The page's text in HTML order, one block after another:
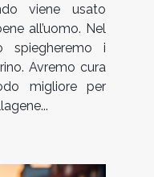
viene usato
all’uomo. Nel
spiegheremo i
Avremo cura
migliore per